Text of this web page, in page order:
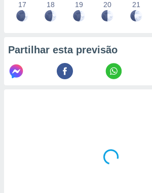
17 18 19 20 21
Partilhar esta previsão